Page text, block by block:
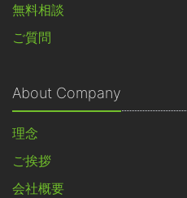
無料相談
ご質問
About Company
理念
ご挨拶
会社概要